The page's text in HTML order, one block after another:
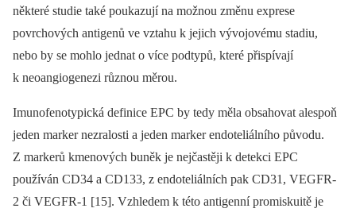
některé studie také poukazují na možnou změnu exprese
povrchových antigenů ve vztahu k jejich vývojovému stadiu,
nebo by se mohlo jednat o více podtypů, které přispívají
k neoangiogenezi různou měrou.
Imunofenotypická definice EPC by tedy měla obsahovat alespoň
jeden marker nezralosti a jeden marker endoteliálního původu.
Z markerů kmenových buněk je nejčastěji k detekci EPC
používán CD34 a CD133, z endoteliálních pak CD31, VEGFR-
2 či VEGFR-1 [15]. Vzhledem k této antigenní promiskuitě je